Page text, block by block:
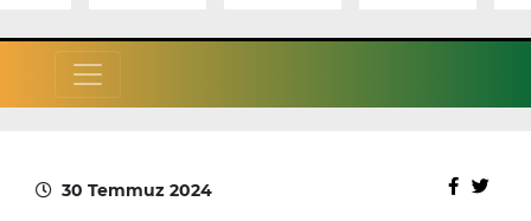
30 Temmuz 2024